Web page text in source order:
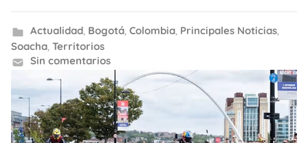
Actualidad, Bogotá, Colombia, Principales Noticias,
Soacha, Territorios
Sin comentarios